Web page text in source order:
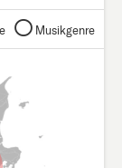
Musikgenre